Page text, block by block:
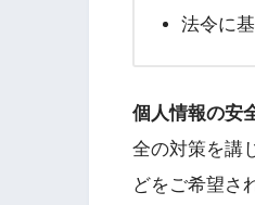
法令に
個人情報の安
全の対策を講
どをご希望さ